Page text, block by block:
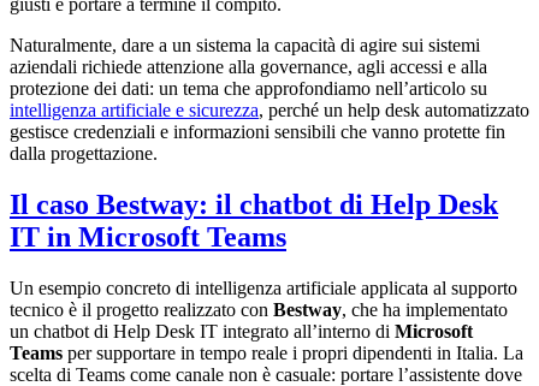
giusti e portare a termine il compito.
Naturalmente, dare a un sistema la capacità di agire sui sistemi
aziendali richiede attenzione alla governance, agli accessi e alla
protezione dei dati: un tema che approfondiamo nell’articolo su
intelligenza artificiale e sicurezza, perché un help desk automatizzato
gestisce credenziali e informazioni sensibili che vanno protette fin
dalla progettazione.
Il caso Bestway: il chatbot di Help Desk
IT in Microsoft Teams
Un esempio concreto di intelligenza artificiale applicata al supporto
tecnico è il progetto realizzato con Bestway, che ha implementato
un chatbot di Help Desk IT integrato all’interno di Microsoft
Teams per supportare in tempo reale i propri dipendenti in Italia. La
scelta di Teams come canale non è casuale: portare l’assistente dove